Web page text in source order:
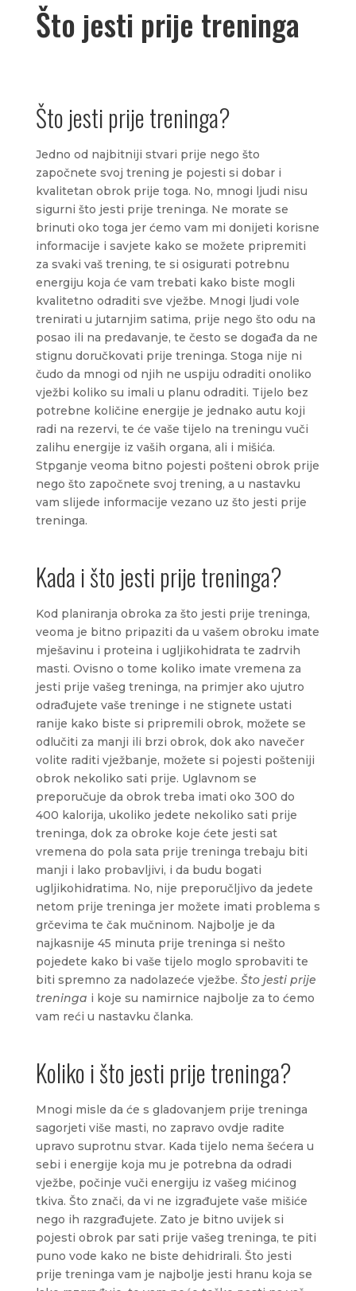
Što jesti prije treninga
Što jesti prije treninga?
Jedno od najbitniji stvari prije nego što
započnete svoj trening je pojesti si dobar i
kvalitetan obrok prije toga. No, mnogi ljudi nisu
sigurni što jesti prije treninga. Ne morate se
brinuti oko toga jer ćemo vam mi donijeti korisne
informacije i savjete kako se možete pripremiti
za svaki vaš trening, te si osigurati potrebnu
energiju koja će vam trebati kako biste mogli
kvalitetno odraditi sve vježbe. Mnogi ljudi vole
trenirati u jutarnjim satima, prije nego što odu na
posao ili na predavanje, te često se događa da ne
stignu doručkovati prije treninga. Stoga nije ni
čudo da mnogi od njih ne uspiju odraditi onoliko
vježbi koliko su imali u planu odraditi. Tijelo bez
potrebne količine energije je jednako autu koji
radi na rezervi, te će vaše tijelo na treningu vuči
zalihu energije iz vaših organa, ali i mišića.
Stpganje veoma bitno pojesti pošteni obrok prije
nego što započnete svoj trening, a u nastavku
vam slijede informacije vezano uz što jesti prije
treninga.
Kada i što jesti prije treninga?
Kod planiranja obroka za što jesti prije treninga,
veoma je bitno pripaziti da u vašem obroku imate
mješavinu i proteina i ugljikohidrata te zadrvih
masti. Ovisno o tome koliko imate vremena za
jesti prije vašeg treninga, na primjer ako ujutro
odrađujete vaše treninge i ne stignete ustati
ranije kako biste si pripremili obrok, možete se
odlučiti za manji ili brzi obrok, dok ako navečer
volite raditi vježbanje, možete si pojesti pošteniji
obrok nekoliko sati prije. Uglavnom se
preporučuje da obrok treba imati oko 300 do
400 kalorija, ukoliko jedete nekoliko sati prije
treninga, dok za obroke koje ćete jesti sat
vremena do pola sata prije treninga trebaju biti
manji i lako probavljivi, i da budu bogati
ugljikohidratima. No, nije preporučljivo da jedete
netom prije treninga jer možete imati problema s
grčevima te čak mučninom. Najbolje je da
najkasnije 45 minuta prije treninga si nešto
pojedete kako bi vaše tijelo moglo sprobaviti te
biti spremno za nadolazeće vježbe. Što jesti prije
treninga i koje su namirnice najbolje za to ćemo
vam reći u nastavku članka.
Koliko i što jesti prije treninga?
Mnogi misle da će s gladovanjem prije treninga
sagorjeti više masti, no zapravo ovdje radite
upravo suprotnu stvar. Kada tijelo nema šećera u
sebi i energije koja mu je potrebna da odradi
vježbe, počinje vuči energiju iz vašeg mićinog
tkiva. Što znači, da vi ne izgrađujete vaše mišiće
nego ih razgrađujete. Zato je bitno uvijek si
pojesti obrok par sati prije vašeg treninga, te piti
puno vode kako ne biste dehidrirali. Što jesti
prije treninga vam je najbolje jesti hranu koja se